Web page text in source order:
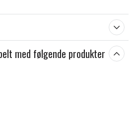
med følgende produkter